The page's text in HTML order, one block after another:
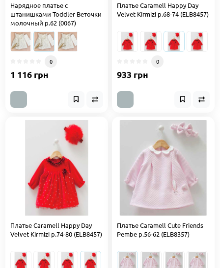
Нарядное платье с
штанишками Toddler Веточки
молочный р.62 (0067)
0
1 116 грн
Платье Caramell Happy Day
Velvet Kirmizi р.68-74 (ELB8457)
0
933 грн
Платье Caramell Happy Day
Velvet Kirmizi р.74-80 (ELB8457)
Платье Caramell Cute Friends
Pembe р.56-62 (ELB8357)